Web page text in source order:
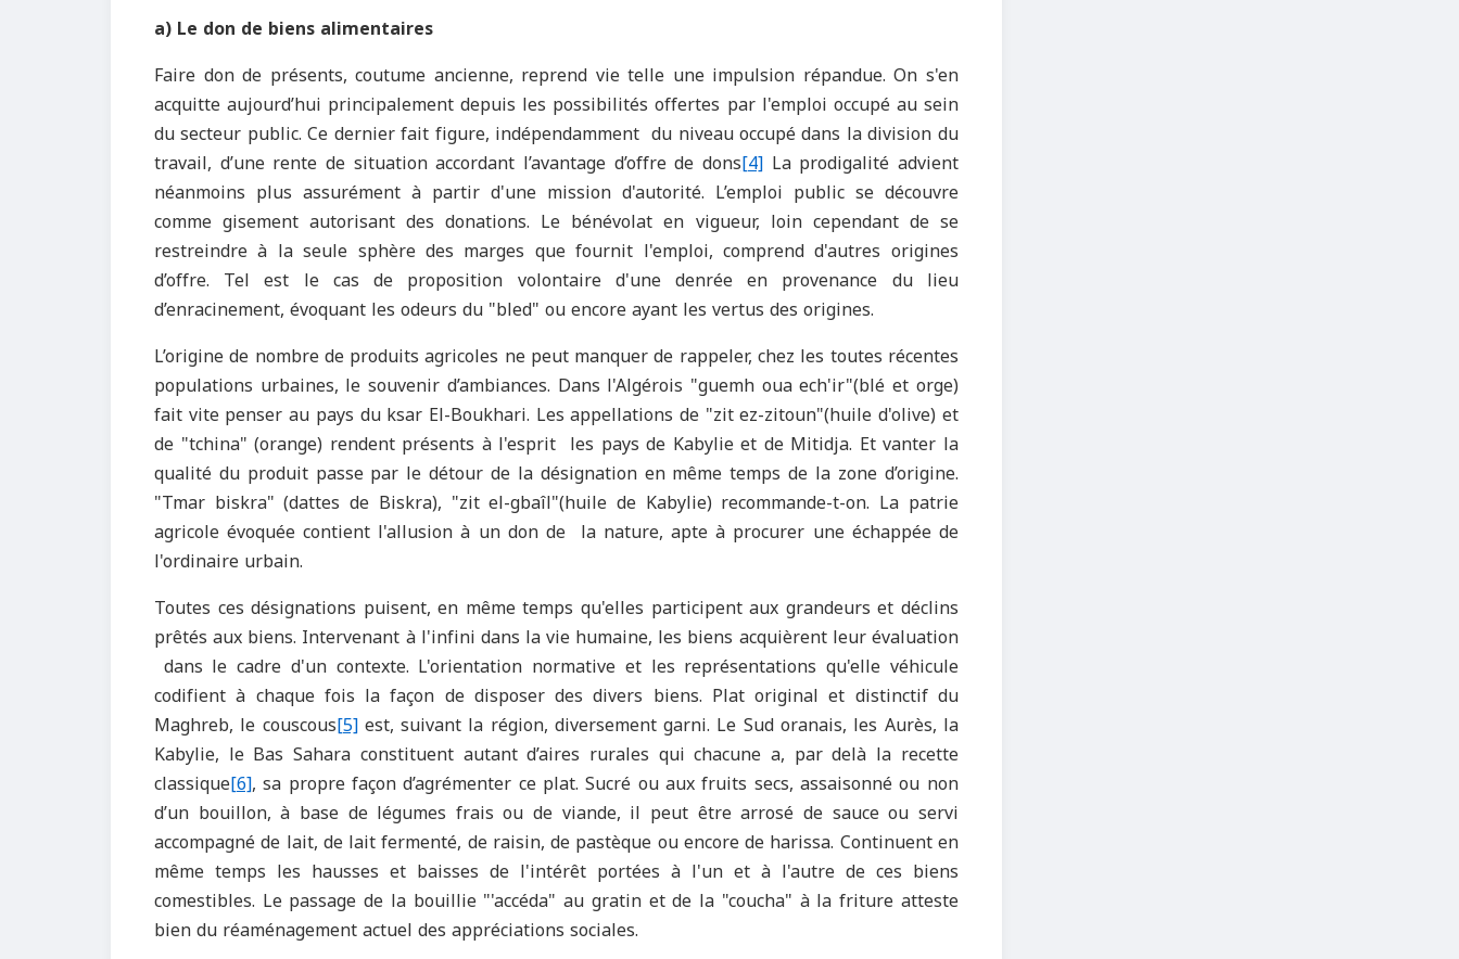
a) Le don de biens alimentaires
Faire don de présents, coutume ancienne, reprend vie telle une impulsion répandue. On s'en
acquitte aujourd’hui principalement depuis les possibilités offertes par l'emploi occupé au sein
du secteur public. Ce dernier fait figure, indépendamment du niveau occupé dans la division du
travail, d’une rente de situation accordant l’avantage d’offre de dons[4]La prodigalité advient
néanmoins plus assurément à partir d'une mission d'autorité. L’emploi public se découvre
comme gisement autorisant des donations. Le bénévolat en vigueur, loin cependant de se
restreindre à la seule sphère des marges que fournit l'emploi, comprend d'autres origines
d’offre. Tel est le cas de proposition volontaire d'une denrée en provenance du lieu
d’enracinement, évoquant les odeurs du "bled" ou encore ayant les vertus des origines.
L’origine de nombre de produits agricoles ne peut manquer de rappeler, chez les toutes récentes
populations urbaines, le souvenir d’ambiances. Dans l'Algérois "guemh oua ech'ir"(blé et orge)
fait vite penser au pays du ksar El-Boukhari. Les appellations de "zit ez-zitoun"(huile d'olive) et
de "tchina" (orange) rendent présents à l'esprit les pays de Kabylie et de Mitidja. Et vanter la
qualité du produit passe par le détour de la désignation en même temps de la zone d’origine.
"Tmar biskra" (dattes de Biskra), "zit el-gbaîl"(huile de Kabylie) recommande-t-on. La patrie
agricole évoquée contient l'allusion à un don de la nature, apte à procurer une échappée de
l'ordinaire urbain.
Toutes ces désignations puisent, en même temps qu'elles participent aux grandeurs et déclins
prêtés aux biens. Intervenant à l'infini dans la vie humaine, les biens acquièrent leur évaluation
dans le cadre d'un contexte. L'orientation normative et les représentations qu'elle véhicule
codifient à chaque fois la façon de disposer des divers biens. Plat original et distinctif du
Maghreb, le couscous[5]est, suivant la région, diversement garni. Le Sud oranais, les Aurès, la
Kabylie, le Bas Sahara constituent autant d’aires rurales qui chacune a, par delà la recette
classique[6], sa propre façon d’agrémenter ce plat. Sucré ou aux fruits secs, assaisonné ou non
d’un bouillon, à base de légumes frais ou de viande, il peut être arrosé de sauce ou servi
accompagné de lait, de lait fermenté, de raisin, de pastèque ou encore de harissa. Continuent en
même temps les hausses et baisses de l'intérêt portées à l'un et à l'autre de ces biens
comestibles. Le passage de la bouillie "'accéda" au gratin et de la "coucha" à la friture atteste
bien du réaménagement actuel des appréciations sociales.